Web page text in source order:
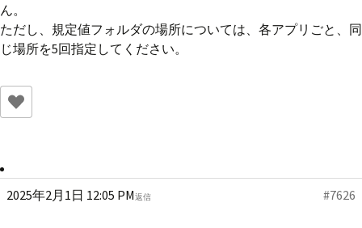
ん。
ただし、規定値フォルダの場所については、各アプリごと、同
じ場所を5回指定してください。
2025年2月1日 12:05 PM #7626
返信